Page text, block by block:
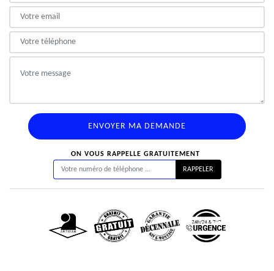
ON VOUS RAPPELLE GRATUITEMENT